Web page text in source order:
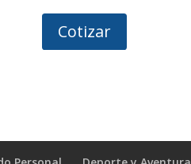
Cotizar